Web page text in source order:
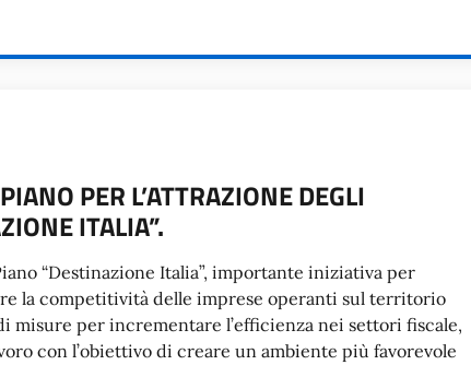
PER L’ATTRAZIONE DEGLI
ITALIA”.
“Destinazione Italia”, importante iniziativa per
la competitività delle imprese operanti sul territorio
misure per incrementare l’efficienza nei settori fiscale,
con l’obiettivo di creare un ambiente più favorevole